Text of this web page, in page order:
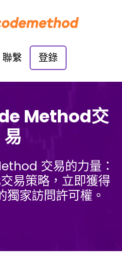
聯繫 登錄
Method交
易
交易的力量：
易策略，立即獲得
獨家訪問許可權。